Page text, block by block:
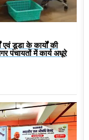
एवं डूडा के कार्यों की
पंचायतों में कार्य अधूरे